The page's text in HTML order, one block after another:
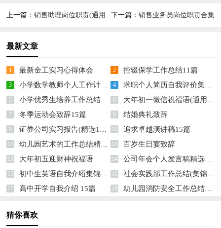
上一篇：销售助理岗位职责(通用
下一篇： 销售业务员岗位职责合集
最新文章
1 最新金工实习心得体会 2 控辍保学工作总结11篇
3 小学数学教师个人工作计划15篇 4 求职个人简历自我评价集锦15篇
5 小学优秀生培养工作总结 6 大年初一微信祝福语(通用14篇)
7 冬季运动会致辞15篇 8 结婚典礼致辞
9 证券公司实习报告(精选15篇) 10 追求卓越演讲稿15篇
11 幼儿园艺术的工作总结精选15篇 12 百岁生日宴致辞
13 大年初五迎财神祝福语 14 公司年会个人发言稿精选15篇
15 初中生英语自我介绍集锦12篇 16 社会实践部工作总结(集锦15篇)
17 高中开学自我介绍 15篇 18 幼儿园消防安全工作总结精选14篇
猜你喜欢